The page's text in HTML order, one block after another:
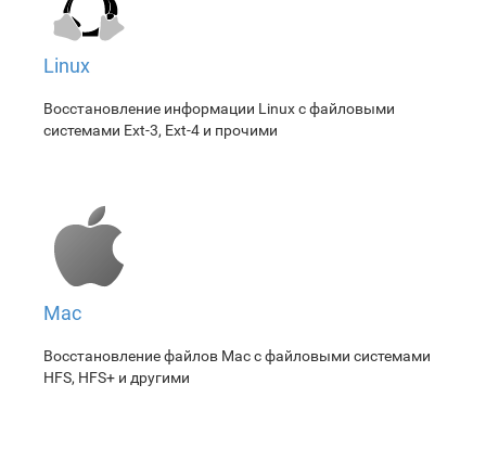
Linux
Восстановление информации Linux с файловыми
системами Ext-3, Ext-4 и прочими
Mac
Восстановление файлов Mac с файловыми системами
HFS, HFS+ и другими